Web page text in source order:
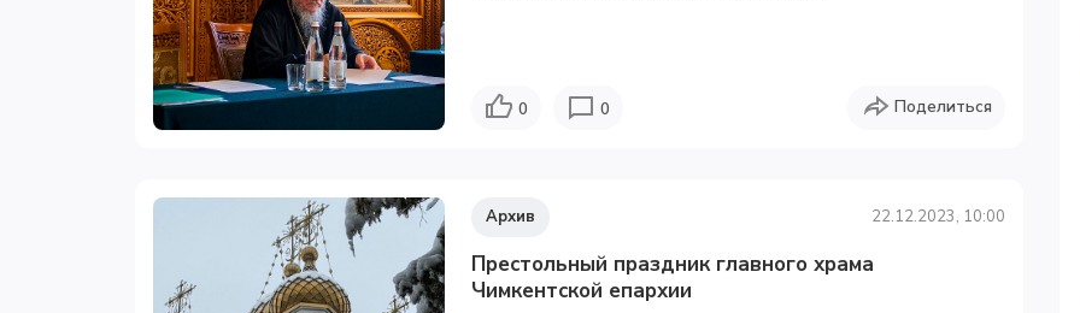
0 0 Поделиться
Архив 22.12.2023, 10:00
Престольный праздник главного храма
Чимкентской епархии